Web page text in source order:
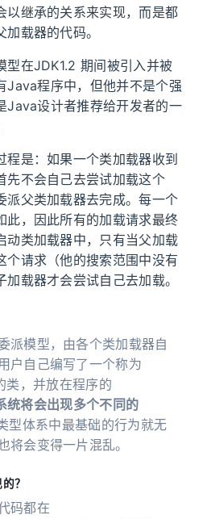
以继承的关系来实现，而是都
载器的代码。
型在JDK1.2 期间被引入并被
Java程序中，但他并不是个强
Java设计者推荐给开发者的一
程是：如果一个类加载器收到
先不会自己去尝试加载这个
派父类加载器去完成。每一个
此，因此所有的加载请求最终
动类加载器中，只有当父加载
个请求（他的搜索范围中没有
载器才会尝试自己去加载。
派模型，由各个类加载器自
户自己编写了一个称为
，并放在程序的
统将会出现多个不同的
型体系中最基础的行为就无
将会变得一片混乱。
？
码都在